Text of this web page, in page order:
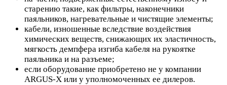
старению такие, как фильтры, наконечники
паяльников, нагревательные и чистящие элементы;
кабели, изношенные вследствие воздействия
химических веществ, снижающих их эластичность,
мягкость демпфера изгиба кабеля на рукоятке
паяльника и на разъеме;
если оборудование приобретено не у компании
ARGUS-X или у уполномоченных ее дилеров.